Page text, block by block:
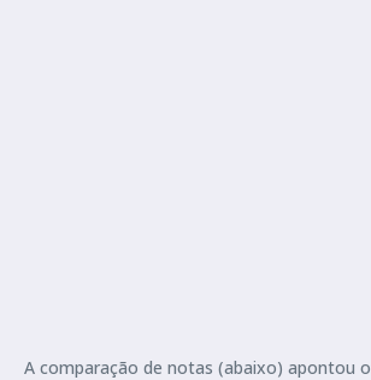
A comparação de notas (abaixo) apontou